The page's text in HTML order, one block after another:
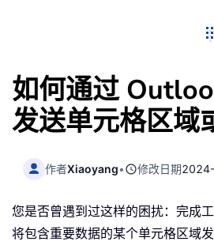
如何通过
发送单元格区域
作者Xiaoyang• 修改日期
您是否曾遇到过这样的困扰：完成
将包含重要数据的某个单元格区域